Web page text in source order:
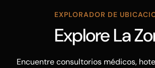
EXPLORADOR DE
Explore La
Encuentre consultorios médicos,